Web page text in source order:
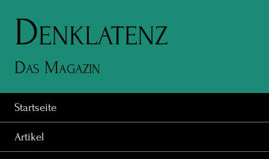
Denklatenz
Das Magazin
Startseite
Artikel